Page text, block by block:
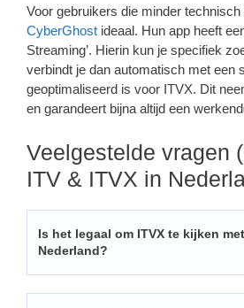
Voor gebruikers die minder technisch
CyberGhost ideaal. Hun app heeft
Streaming’. Hierin kun je specifiek
verbindt je dan automatisch met een
geoptimaliseerd is voor ITVX. Dit
en garandeert bijna altijd een
Veelgestelde vragen
ITV & ITVX in
Is het legaal om ITVX te kijken
Nederland?